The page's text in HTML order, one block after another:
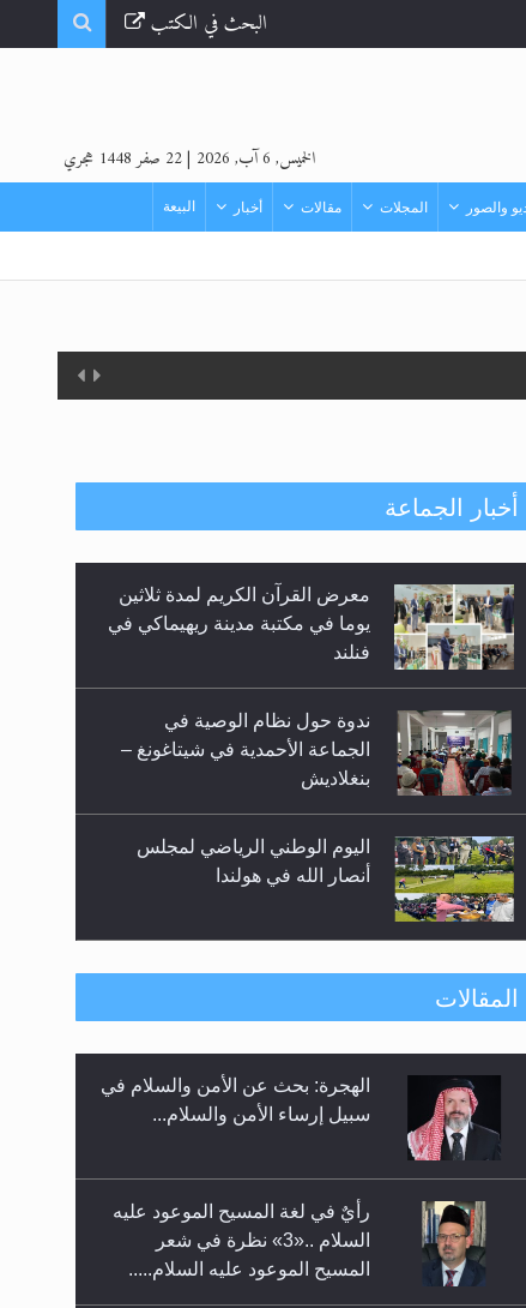
البحث في الكتب
الخميس, 6 آب, 2026 |22 صفر 1448 هجري
والصور المجلات مقالات أخبار البيعة
أخبار الجماعة
معرض القرآن الكريم لمدة ثلاثين
يوما في مكتبة مدينة ريهيماكي في
فنلند
ندوة حول نظام الوصية في
الجماعة الأحمدية في شيتاغونغ –
بنغلاديش
اليوم الوطني الرياضي لمجلس
أنصار الله في هولندا
إتمام حفظ القرآن الكريم لثلاثة
حفل توزيع الشهادات في الجامعة
الأحمدية بنيجيريا لعام 2025
المقالات
الهجرة: بحث عن الأمن والسلام في
سبيل إرساء الأمن والسلام...
رأيٌ في لغة المسيح الموعود عليه
السلام ..«3» نظرة في شعر
المسيح الموعود عليه السلام.....